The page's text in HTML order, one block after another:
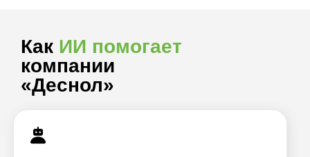
Как ИИ помогает
компании
«Деснол»